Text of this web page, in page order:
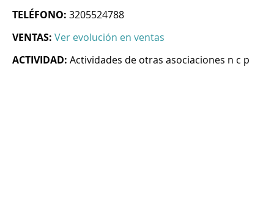
TELÉFONO: 3205524788
VENTAS: Ver evolución en ventas
ACTIVIDAD: Actividades de otras asociaciones n c p